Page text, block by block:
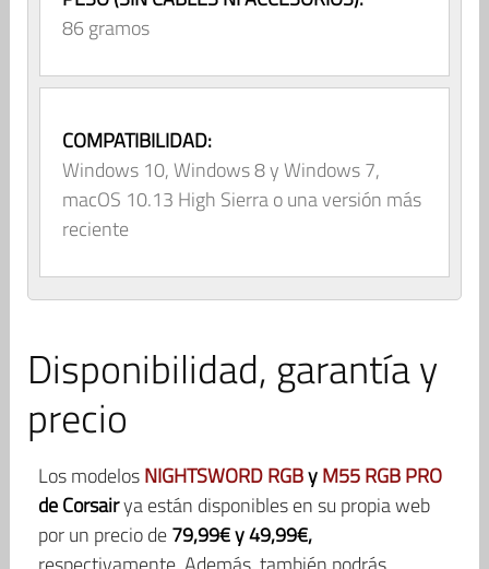
86 gramos
COMPATIBILIDAD:
Windows 10, Windows 8 y Windows 7,
macOS 10.13 High Sierra o una versión más
reciente
Disponibilidad, garantía y
precio
Los modelosNIGHTSWORD RGByM55 RGB PRO
de Corsairya están disponibles en su propia web
por un precio de79,99€ y 49,99€,